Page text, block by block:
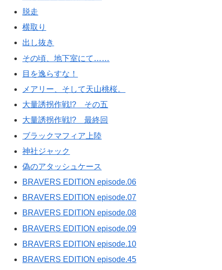
脱走
横取り
出し抜き
その頃、地下室にて……
目を逸らすな！
メアリー、そして天山桃桜。
大量誘拐作戦!? その五
大量誘拐作戦!? 最終回
ブラックマフィア上陸
神社ジャック
偽のアタッシュケース
BRAVERS EDITION episode.06
BRAVERS EDITION episode.07
BRAVERS EDITION episode.08
BRAVERS EDITION episode.09
BRAVERS EDITION episode.10
BRAVERS EDITION episode.45